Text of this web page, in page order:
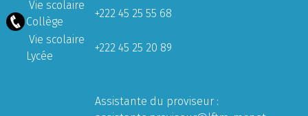
Vie scolaire
Collège
+222 45 25 55 68
Vie scolaire
Lycée
+222 45 25 20 89
Assistante du proviseur :